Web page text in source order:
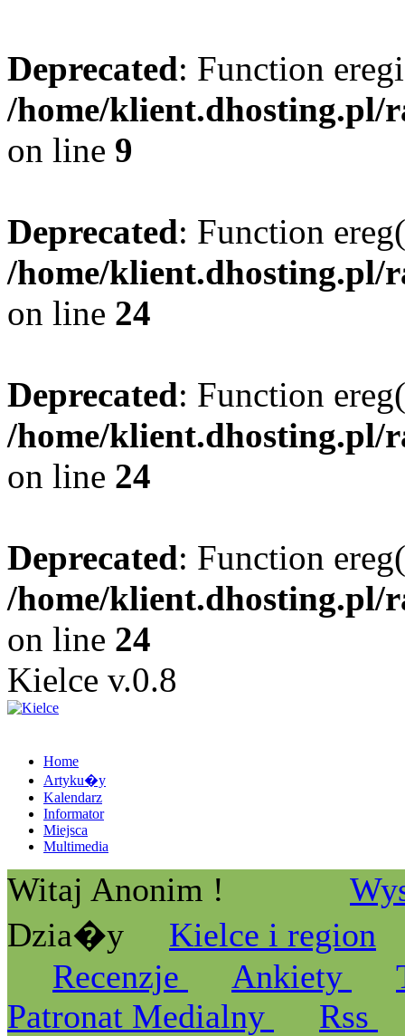
Deprecated: Function
/home/klient.dhosting.pl/
on line 9
Deprecated: Function
/home/klient.dhosting.pl/
on line 24
Deprecated: Function
/home/klient.dhosting.pl/
on line 24
Deprecated: Function
/home/klient.dhosting.pl/
on line 24
Kielce v.0.8
Home
Artyku�y
Kalendarz
Informator
Miejsca
Multimedia
Witaj Anonim !
Dzia�y
Kielce i region
Recenzje
Ankiety
Patronat Medialny
Rss